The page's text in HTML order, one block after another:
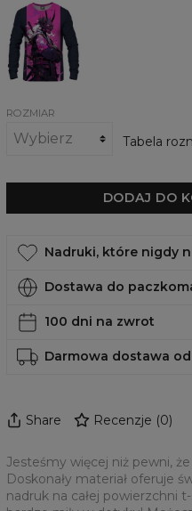
Damska
bluza
Cyberpunk
Samurai
ROZMIAR
Tabela
DODAJ DO
Nadruki, które nigdy
Dostawa do
100 dni na zwrot
Darmowa dostawa od
Share Recenzje (0)
Jesteśmy więcej niż pewni,
Doskonały materiał oferuje
nadruk na całej powierzchni